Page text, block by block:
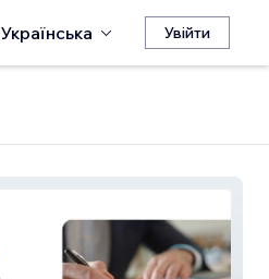
Українська Увійти